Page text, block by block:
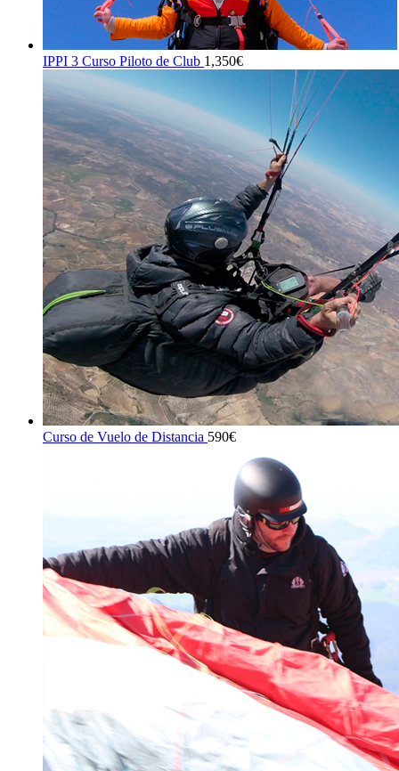
IPPI 3 Curso Piloto de Club 1,350€
Curso de Vuelo de Distancia 590€